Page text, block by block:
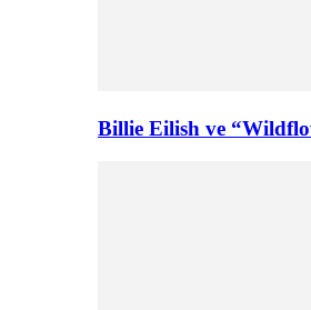
Billie Eilish ve